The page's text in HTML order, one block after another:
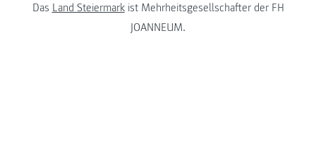
Das Land Steiermarkist Mehrheitsgesellschafter der FH
JOANNEUM.